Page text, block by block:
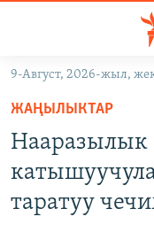
Навигацияга
өтүңүз
Издөөгө
салыңызКЫРГЫЗСТАН
ДҮЙНӨ
9-Август, 2026-жыл,
ЖАҢЫЛЫКТАР
таратуу